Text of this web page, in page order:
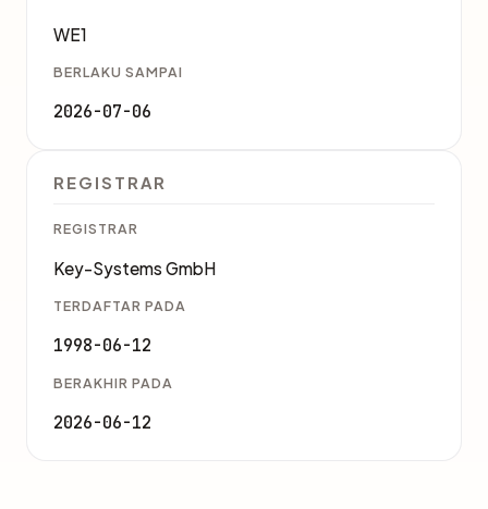
WE1
BERLAKU SAMPAI
2026-07-06
REGISTRAR
REGISTRAR
Key-Systems GmbH
TERDAFTAR PADA
1998-06-12
BERAKHIR PADA
2026-06-12